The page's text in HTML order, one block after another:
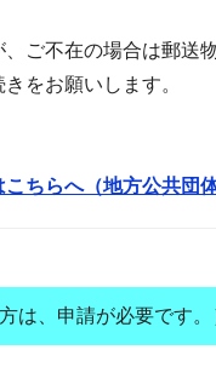
ご不在の場合は郵送
をお願いします。
ちらへ（地方公共団
は、申請が必要です。